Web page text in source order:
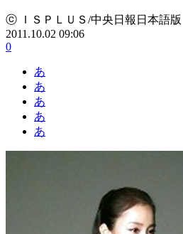
ⓒ ＩＳＰＬＵＳ/中央日報日本語版
2011.10.02 09:06
0
あ
あ
あ
あ
あ